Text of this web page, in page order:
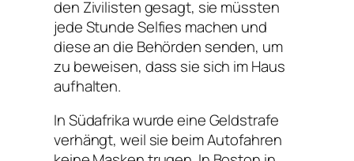
den Zivilisten gesagt, sie müssten
jede Stunde Selfies machen und
diese an die Behörden senden, um
zu beweisen, dass sie sich im Haus
aufhalten.
In Südafrika wurde eine Geldstrafe
verhängt, weil sie beim Autofahren